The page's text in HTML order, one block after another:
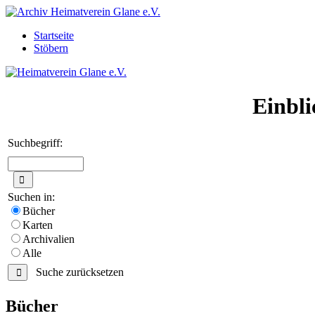
Startseite
Stöbern
Suchbegriff:
Suchen in:
Bücher
Karten
Archivalien
Alle
Suche zurücksetzen
Bücher